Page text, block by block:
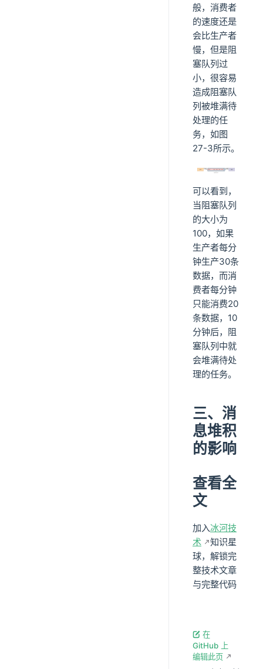
般，消费者
的速度还是
会比生产者
慢，但是阻
塞队列过
小，很容易
造成阻塞队
列被堆满待
处理的任
务，如图
27-3所示。
可以看到，
当阻塞队列
的大小为
100，如果
生产者每分
钟生产30条
数据，而消
费者每分钟
只能消费20
条数据，10
分钟后，阻
塞队列中就
会堆满待处
理的任务。
三、消
息堆积
的影响
查看全
文
加入冰河技
术
知识星
球，解锁完
整技术文章
与完整代码
在
GitHub 上
编辑此页